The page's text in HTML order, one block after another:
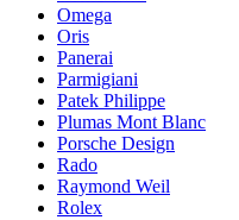
Omega
Oris
Panerai
Parmigiani
Patek Philippe
Plumas Mont Blanc
Porsche Design
Rado
Raymond Weil
Rolex